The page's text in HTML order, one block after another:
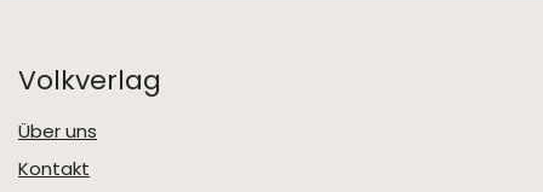
Volkverlag
Über uns
Kontakt